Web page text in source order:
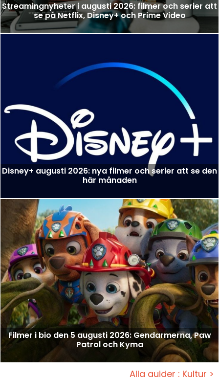
Streamingnyheter i augusti 2026: filmer och serier att
se på Netflix, Disney+ och Prime Video
Disney+ augusti 2026: nya filmer och serier att se den
här månaden
Filmer i bio den 5 augusti 2026: Gendarmerna, Paw
Patrol och Kyma
Alla guider : Kultur >